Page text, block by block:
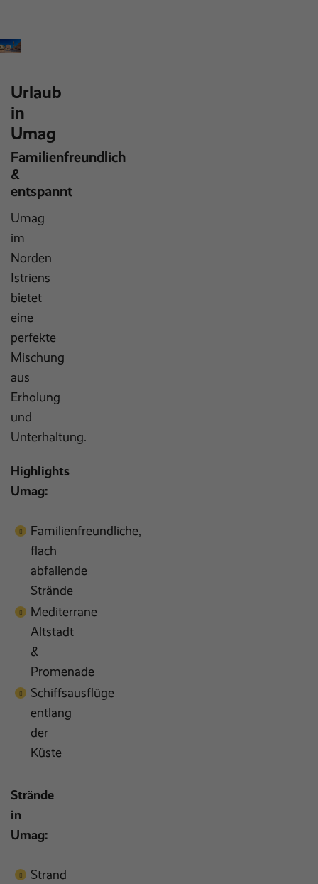
Urlaub
in
Umag
Familienfreundlich
&
entspannt
Umag
im
Norden
Istriens
bietet
eine
perfekte
Mischung
aus
Erholung
und
Unterhaltung.
Highlights
Umag:
Familienfreundliche,
flach
abfallende
Strände
Mediterrane
Altstadt
&
Promenade
Schiffsausflüge
entlang
der
Küste
Strände
in
Umag:
Strand